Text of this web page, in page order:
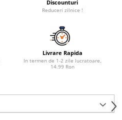
Discounturi
Reduceri zilnice !
Livrare Rapida
In termen de 1-2 zile lucratoare,
14.99 Ron